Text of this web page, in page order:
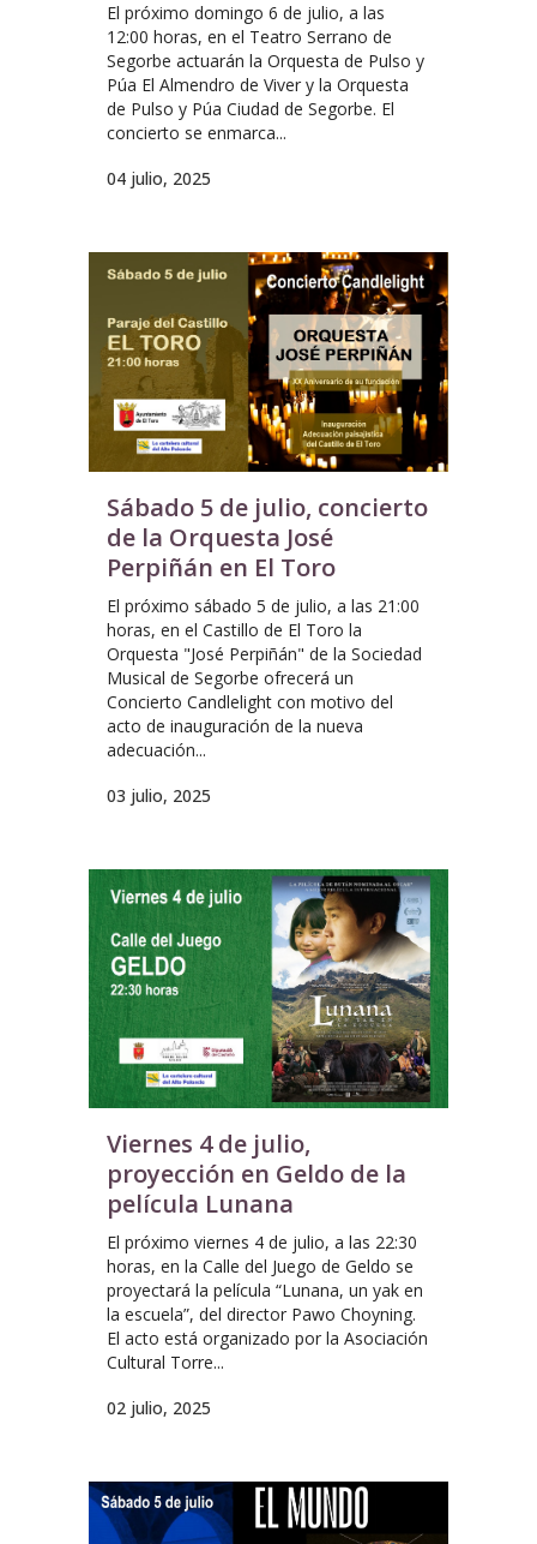
El próximo domingo 6 de julio, a las
12:00 horas, en el Teatro Serrano de
Segorbe actuarán la Orquesta de Pulso y
Púa El Almendro de Viver y la Orquesta
de Pulso y Púa Ciudad de Segorbe. El
concierto se enmarca...
04 julio, 2025
Sábado 5 de julio, concierto
de la Orquesta José
Perpiñán en El Toro
El próximo sábado 5 de julio, a las 21:00
horas, en el Castillo de El Toro la
Orquesta "José Perpiñán" de la Sociedad
Musical de Segorbe ofrecerá un
Concierto Candlelight con motivo del
acto de inauguración de la nueva
adecuación...
03 julio, 2025
Viernes 4 de julio,
proyección en Geldo de la
película Lunana
El próximo viernes 4 de julio, a las 22:30
horas, en la Calle del Juego de Geldo se
proyectará la película “Lunana, un yak en
la escuela”, del director Pawo Choyning.
El acto está organizado por la Asociación
Cultural Torre...
02 julio, 2025